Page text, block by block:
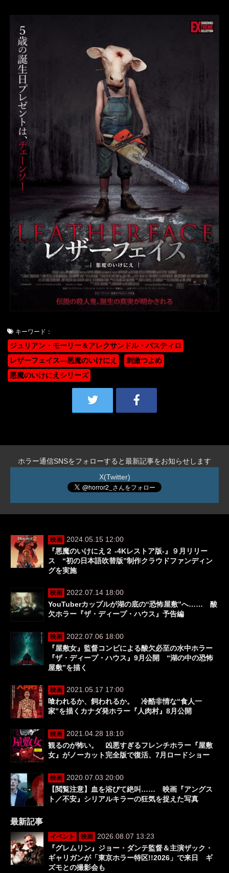
キーワード：
ジュリアン・モーリー＆アレクサンドル・バスティロ
レザーフェイス―悪魔のいけにえ
刺激つよめ
悪魔のいけにえシリーズ
ホラー通信SNSをフォローすると最新記事をお知らせします
X(Twitter)
映画 2024.05.15 12:00
『悪魔のいけにえ２ ‐4Kレストア版‐』９月リリー
ス “初の日本語吹替版”制作クラウドファンディン
グを実施
映画 2022.07.14 18:00
YouTuberカップルが湖の底の“恐怖屋敷”へ…… 酸
欠ホラー『ザ・ディープ・ハウス』予告編
映画 2022.07.06 18:00
『屋敷女』監督コンビによる酸欠必至の水中ホラー
『ザ・ディープ・ハウス』9月公開 “湖の中の恐怖
屋敷”を描く
映画 2021.05.17 17:00
喰われるか、飼われるか。 冷酷非情な“食人一
家”を描くカナダ発ホラー『人肉村』8月公開
映画 2021.04.28 18:10
観るのが怖い。 凶悪すぎるフレンチホラー『屋敷
女』がノーカット完全版で復活、7月ロードショー
映画 2020.07.03 20:00
【閲覧注意】血を浴びて絶叫…… 映画『アングス
ト／不安』シリアルキラーの狂気を捉えた写真
最新記事
イベント 映画 2026.08.07 13:23
『グレムリン』ジョー・ダンテ監督＆主演ザック・
ギャリガンが「東京ホラー特区!!2026」で来日 ギ
ズモとの撮影会も